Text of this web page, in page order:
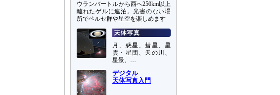
ウランバートルから西へ250km以上
離れたゲルに連泊。光害のない場
所でペルセ群や星空を楽しめます
月、惑星、彗星、星
雲・星団、天の川、
星景、…
デジタル
天体写真入門